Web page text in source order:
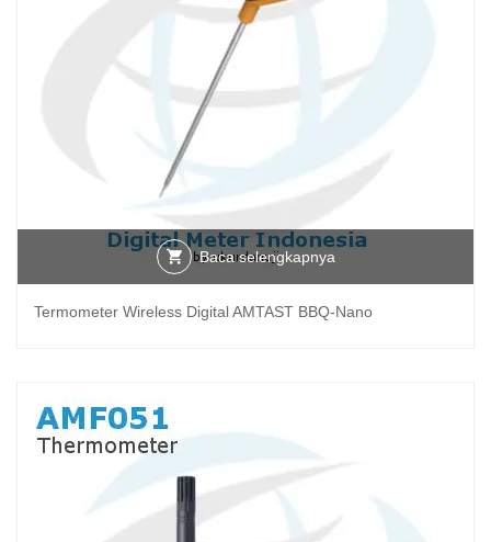
Baca selengkapnya
Termometer Wireless Digital AMTAST BBQ-Nano